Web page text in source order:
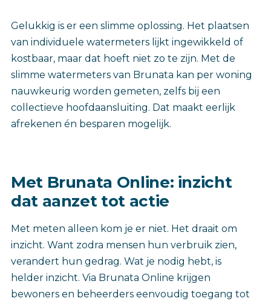
Gelukkig is er een slimme oplossing. Het plaatsen
van individuele watermeters lijkt ingewikkeld of
kostbaar, maar dat hoeft niet zo te zijn. Met de
slimme watermeters van Brunata kan per woning
nauwkeurig worden gemeten, zelfs bij een
collectieve hoofdaansluiting. Dat maakt eerlijk
afrekenen én besparen mogelijk.
Met Brunata Online: inzicht
dat aanzet tot actie
Met meten alleen kom je er niet. Het draait om
inzicht. Want zodra mensen hun verbruik zien,
verandert hun gedrag. Wat je nodig hebt, is
helder inzicht. Via Brunata Online krijgen
bewoners en beheerders eenvoudig toegang tot